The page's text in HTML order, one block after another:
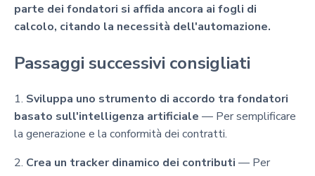
parte dei fondatori si affida ancora ai fogli di
calcolo, citando la necessità dell'automazione.
Passaggi successivi consigliati
1. Sviluppa uno strumento di accordo tra fondatori
basato sull'intelligenza artificiale — Per semplificare
la generazione e la conformità dei contratti.
2. Crea un tracker dinamico dei contributi — Per